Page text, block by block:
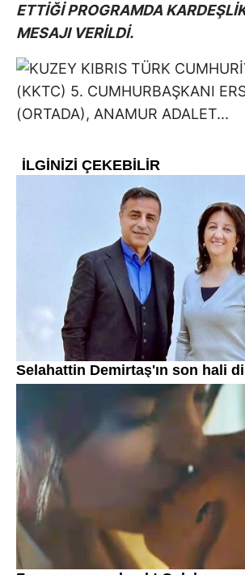
ETTİĞİ PROGRAMDA
MESAJI VERİLDİ.